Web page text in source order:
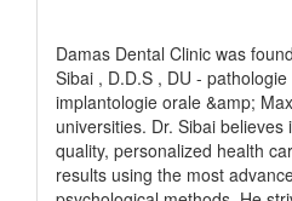
Damas Dental Clinic was
Sibai , D.D.S , DU -
implantologie orale &amp;
universities. Dr. Sibai
quality, personalized health
results using the most